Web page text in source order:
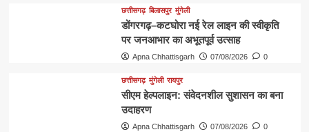
छत्तीसगढ़ बिलासपुर मुंगेली
डोंगरगढ़–कटघोरा नई रेल लाइन की स्वीकृति
पर जनआभार का अभूतपूर्व उत्साह
Apna Chhattisgarh 07/08/2026 0
छत्तीसगढ़ मुंगेली रायपुर
सीएम हेल्पलाइन: संवेदनशील सुशासन का बना
उदाहरण
Apna Chhattisgarh 07/08/2026 0